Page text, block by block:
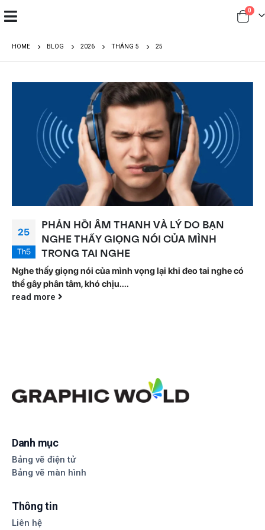
0
HOME BLOG 2026 THÁNG 5 25
25
Th5
PHẢN HỒI ÂM THANH VÀ LÝ DO BẠN
NGHE THẤY GIỌNG NÓI CỦA MÌNH
TRONG TAI NGHE
Nghe thấy giọng nói của mình vọng lại khi đeo tai nghe có
thể gây phân tâm, khó chịu....
read more
Danh mục
Bảng vẽ điện tử
Bảng vẽ màn hình
Thông tin
Liên hệ